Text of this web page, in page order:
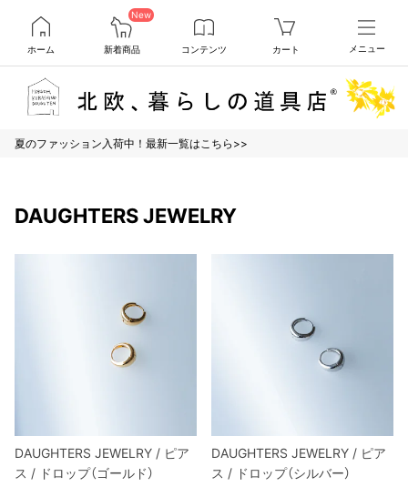
ホーム
New
新着商品 コンテンツ カート メニュー
夏のファッション入荷中！最新一覧はこちら>>
DAUGHTERS JEWELRY
DAUGHTERS JEWELRY / ピア
ス / ドロップ（ゴールド）
DAUGHTERS JEWELRY / ピア
ス / ドロップ（シルバー）